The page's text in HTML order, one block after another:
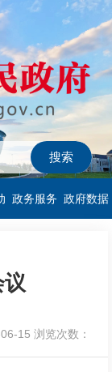
政务服务 政府数据
15 浏览次数：